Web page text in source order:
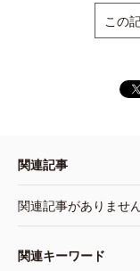
この
関連記事
関連記事がありません
関連キーワード